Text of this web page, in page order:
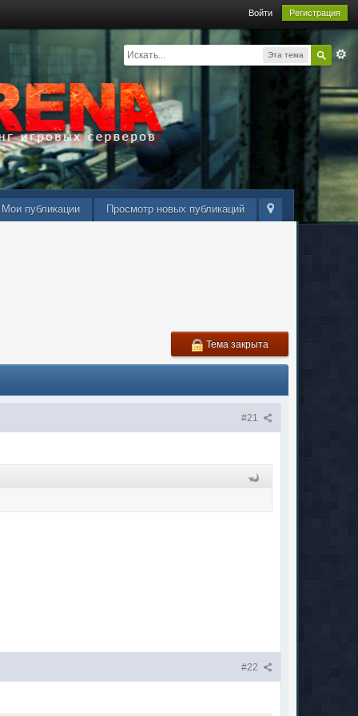
Войти Регистрация
Эта тема
Просмотр новых публикаций
Мои публикации
Тема закрыта
#21
#22